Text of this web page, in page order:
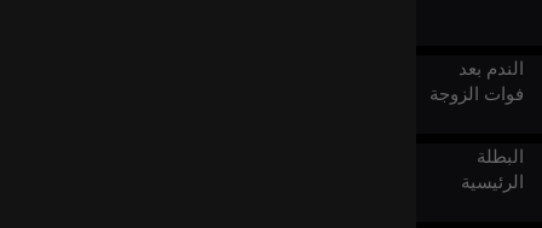
الندم بعد
فوات الزوجة
البطلة
الرئيسية